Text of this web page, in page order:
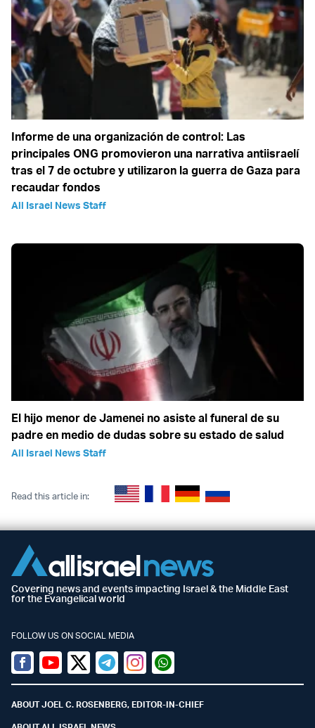
Informe de una organización de control: Las
principales ONG promovieron una narrativa antiisraelí
tras el 7 de octubre y utilizaron la guerra de Gaza para
recaudar fondos
All Israel News Staff
El hijo menor de Jamenei no asiste al funeral de su
padre en medio de dudas sobre su estado de salud
All Israel News Staff
Read this article in:
Covering news and events impacting Israel & the Middle East
for the Evangelical world
FOLLOW US ON SOCIAL MEDIA
Facebook
YoutubeTwitter (X)
TelegramInstagramWhatsapp
ABOUT JOEL C. ROSENBERG, EDITOR-IN-CHIEF